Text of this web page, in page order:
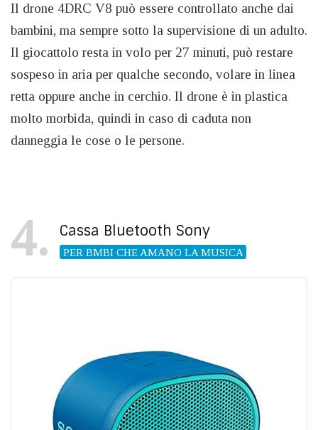
Il drone 4DRC V8 può essere controllato anche dai
bambini, ma sempre sotto la supervisione di un adulto.
Il giocattolo resta in volo per 27 minuti, può restare
sospeso in aria per qualche secondo, volare in linea
retta oppure anche in cerchio. Il drone è in plastica
molto morbida, quindi in caso di caduta non
danneggia le cose o le persone.
4 Cassa Bluetooth Sony
PER BMBI CHE AMANO LA MUSICA